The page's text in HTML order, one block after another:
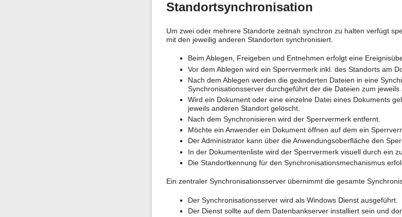
Standortsynchronisation
Um zwei oder mehrere Standorte zeitnah synchron zu halten verfügt
mit den jeweilig anderen Standorten synchronisiert.
Beim Ablegen, Freigeben und Entnehmen erfolgt eine
Vor dem Ablegen wird ein Sperrvermerk inkl. des Standorts am
Nach dem Ablegen werden die geänderten Dateien in eine
Synchronisationsserver durchgeführt der die Dateien zum
Wird ein Dokument oder eine einzelne Datei eines Dokuments
jeweils anderen Standort gelöscht.
Nach dem Synchronisieren wird der Sperrvermerk entfernt.
Möchte ein Anwender ein Dokument öffnen auf dem ein
Der Administrator kann über die Anwendungsoberfläche den
In der Dokumentenliste wird der Sperrvermerk visuell durch ein
Die Standortkennung für den Synchronisationsmechanismus
Ein zentraler Synchronisationsserver übernimmt die gesamte
Der Synchronisationsserver wird als Windows Dienst ausgeführt.
Der Dienst sollte auf dem Datenbankserver installiert sein und